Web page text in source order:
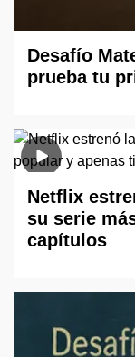
Desafío
prueba tu
Netflix
su serie
capítulos